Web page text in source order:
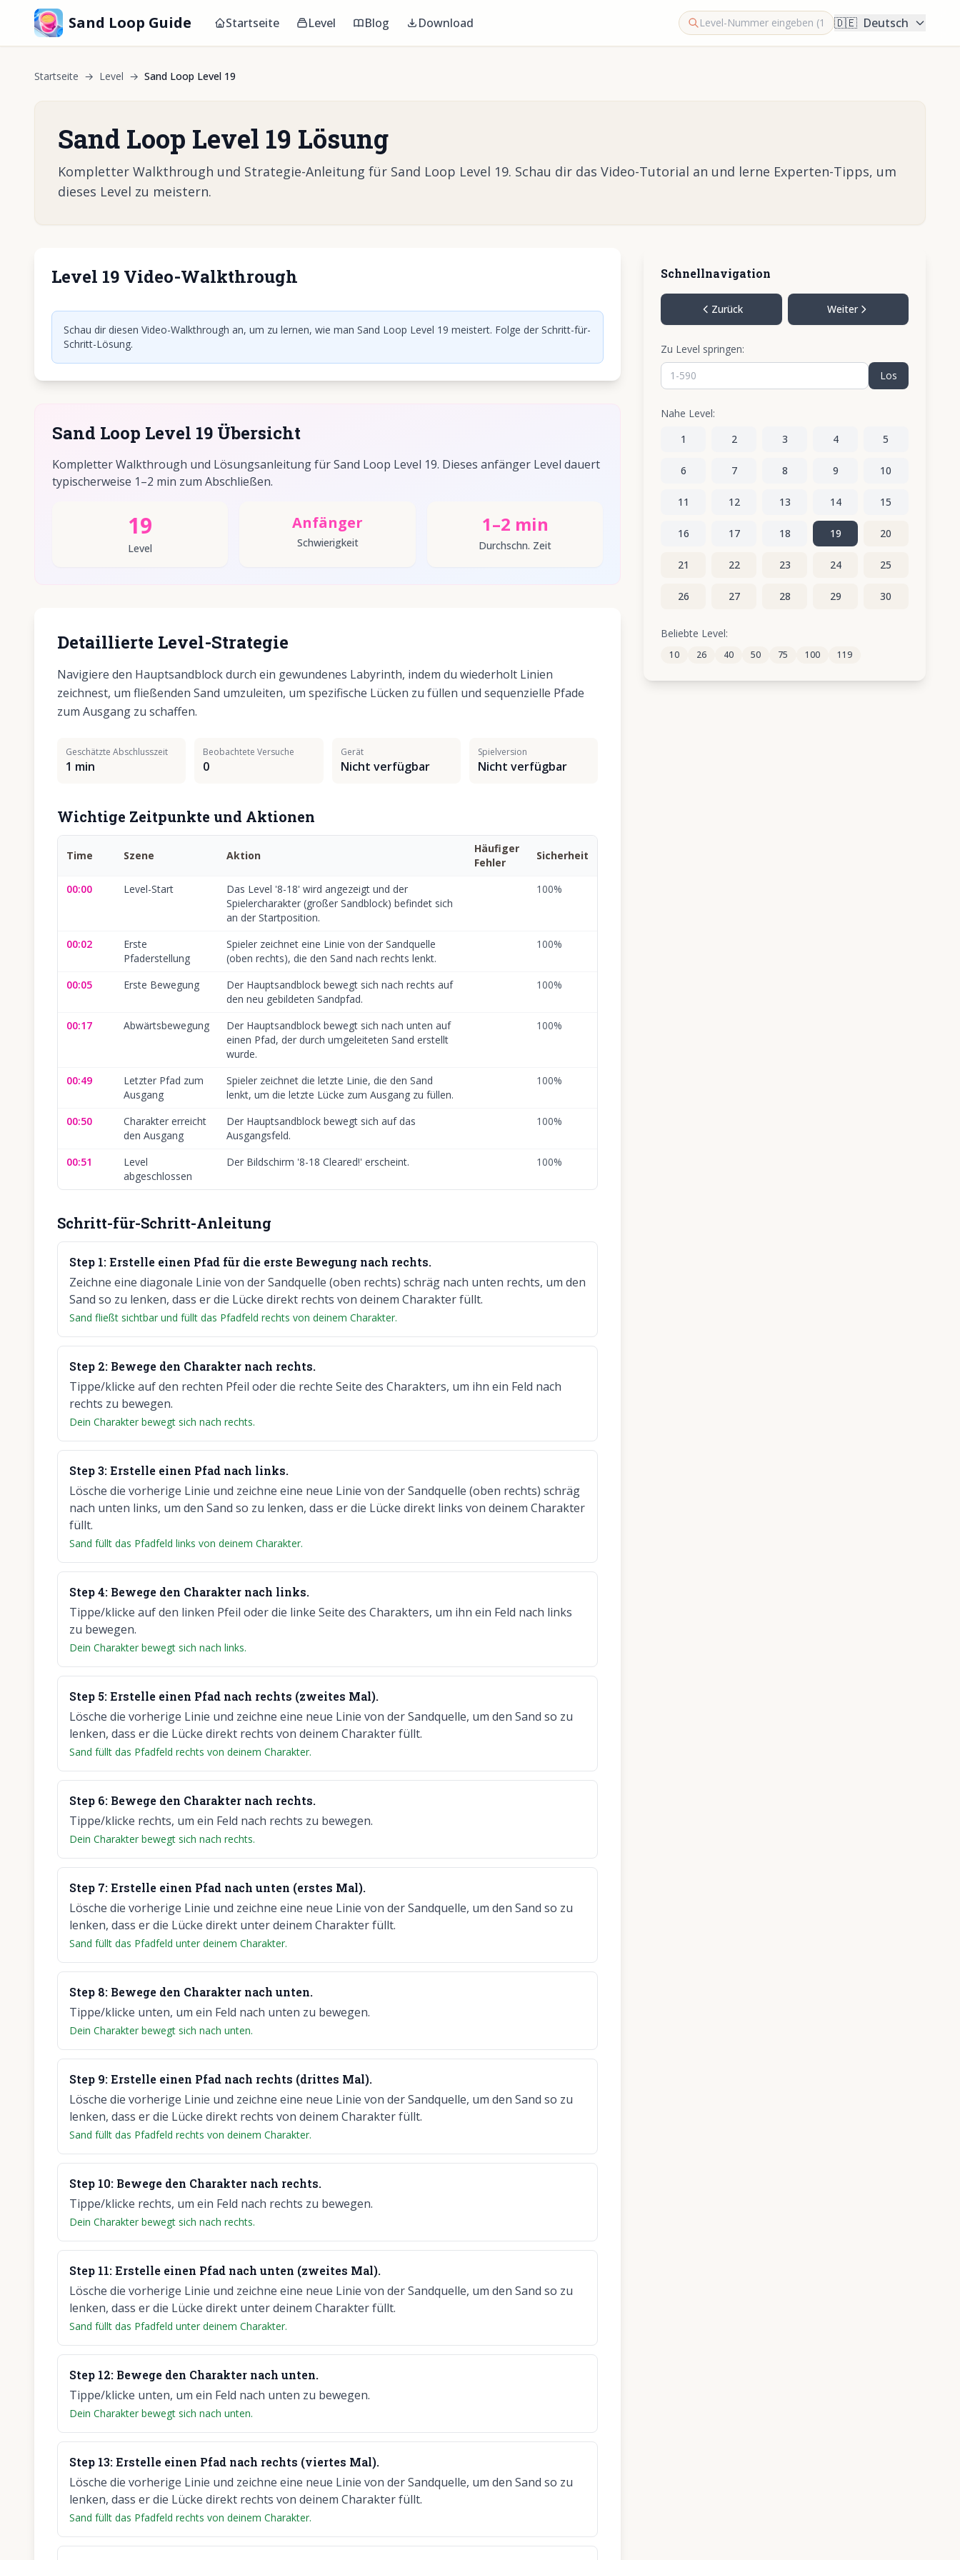
Sand Loop Guide Startseite Level Blog Download 🇩🇪 Deutsch
Startseite → Level → Sand Loop Level 19
Sand Loop Level 19 Lösung
Kompletter Walkthrough und Strategie-Anleitung für Sand Loop Level 19. Schau dir das Video-Tutorial an und lerne Experten-Tipps, um
dieses Level zu meistern.
Level 19 Video-WalkthroughKlicken, um Video abzuspielen
Schau dir diesen Video-Walkthrough an, um zu lernen, wie man Sand Loop Level 19 meistert. Folge der Schritt-für-
Schritt-Lösung.
Sand Loop Level 19 Übersicht
Kompletter Walkthrough und Lösungsanleitung für Sand Loop Level 19. Dieses anfänger Level dauert
typischerweise 1–2 min zum Abschließen.
19
Level
Anfänger
Schwierigkeit
1–2 min
Durchschn. Zeit
Detaillierte Level-Strategie
Navigiere den Hauptsandblock durch ein gewundenes Labyrinth, indem du wiederholt Linien
zeichnest, um fließenden Sand umzuleiten, um spezifische Lücken zu füllen und sequenzielle Pfade
zum Ausgang zu schaffen.
Geschätzte Abschlusszeit
1 min
Beobachtete Versuche
0
Gerät
Nicht verfügbar
Spielversion
Nicht verfügbar
Wichtige Zeitpunkte und Aktionen
Time Szene Aktion
Häufiger
Fehler
Sicherheit
00:00 Level-Start
Das Level '8-18' wird angezeigt und der
Spielercharakter (großer Sandblock) befindet sich
an der Startposition.
100%
00:02
Erste
Pfaderstellung
Spieler zeichnet eine Linie von der Sandquelle
(oben rechts), die den Sand nach rechts lenkt.
100%
00:05 Erste Bewegung
Der Hauptsandblock bewegt sich nach rechts auf
den neu gebildeten Sandpfad.
100%
00:17 Abwärtsbewegung
Der Hauptsandblock bewegt sich nach unten auf
einen Pfad, der durch umgeleiteten Sand erstellt
wurde.
100%
00:49
Letzter Pfad zum
Ausgang
Spieler zeichnet die letzte Linie, die den Sand
lenkt, um die letzte Lücke zum Ausgang zu füllen.
100%
00:50
Charakter erreicht
den Ausgang
Der Hauptsandblock bewegt sich auf das
Ausgangsfeld.
100%
00:51
Level
abgeschlossen
Der Bildschirm '8-18 Cleared!' erscheint. 100%
Schritt-für-Schritt-Anleitung
Step 1:Erstelle einen Pfad für die erste Bewegung nach rechts.
Zeichne eine diagonale Linie von der Sandquelle (oben rechts) schräg nach unten rechts, um den
Sand so zu lenken, dass er die Lücke direkt rechts von deinem Charakter füllt.
Sand fließt sichtbar und füllt das Pfadfeld rechts von deinem Charakter.
Step 2: Bewege den Charakter nach rechts.
Tippe/klicke auf den rechten Pfeil oder die rechte Seite des Charakters, um ihn ein Feld nach
rechts zu bewegen.
Dein Charakter bewegt sich nach rechts.
Step3:Erstelle einen Pfad nach links.
Lösche die vorherige Linie und zeichne eine neue Linie von der Sandquelle (oben rechts) schräg
nach unten links, um den Sand so zu lenken, dass er die Lücke direkt links von deinem Charakter
füllt.
Sand füllt das Pfadfeld links von deinem Charakter.
Step4: Bewege den Charakter nach links.
Tippe/klicke auf den linken Pfeil oder die linke Seite des Charakters, um ihn ein Feld nach links
zu bewegen.
Dein Charakter bewegt sich nach links.
Step 5:Erstelle einen Pfad nach rechts (zweites Mal).
Lösche die vorherige Linie und zeichne eine neue Linie von der Sandquelle, um den Sand so zu
lenken, dass er die Lücke direkt rechts von deinem Charakter füllt.
Sand füllt das Pfadfeld rechts von deinem Charakter.
Step 6: Bewege den Charakter nach rechts.
Tippe/klicke rechts, um ein Feld nach rechts zu bewegen.
Dein Charakter bewegt sich nach rechts.
Step 7:Erstelle einen Pfad nach unten (erstes Mal).
Lösche die vorherige Linie und zeichne eine neue Linie von der Sandquelle, um den Sand so zu
lenken, dass er die Lücke direkt unter deinem Charakter füllt.
Sand füllt das Pfadfeld unter deinem Charakter.
Step 8: Bewege den Charakter nach unten.
Tippe/klicke unten, um ein Feld nach unten zu bewegen.
Dein Charakter bewegt sich nach unten.
Step 9:Erstelle einen Pfad nach rechts (drittes Mal).
Lösche die vorherige Linie und zeichne eine neue Linie von der Sandquelle, um den Sand so zu
lenken, dass er die Lücke direkt rechts von deinem Charakter füllt.
Sand füllt das Pfadfeld rechts von deinem Charakter.
Step 10: Bewege den Charakter nach rechts.
Tippe/klicke rechts, um ein Feld nach rechts zu bewegen.
Dein Charakter bewegt sich nach rechts.
Step 11:Erstelle einen Pfad nach unten (zweites Mal).
Lösche die vorherige Linie und zeichne eine neue Linie von der Sandquelle, um den Sand so zu
lenken, dass er die Lücke direkt unter deinem Charakter füllt.
Sand füllt das Pfadfeld unter deinem Charakter.
Step 12: Bewege den Charakter nach unten.
Tippe/klicke unten, um ein Feld nach unten zu bewegen.
Dein Charakter bewegt sich nach unten.
Step 13:Erstelle einen Pfad nach rechts (viertes Mal).
Lösche die vorherige Linie und zeichne eine neue Linie von der Sandquelle, um den Sand so zu
lenken, dass er die Lücke direkt rechts von deinem Charakter füllt.
Sand füllt das Pfadfeld rechts von deinem Charakter.
Schnellnavigation
Zurück Weiter
Zu Level springen:
Los
Nahe Level:
1
2 3 4 5
6 7 8 9 10
11 12 13 14 15
16 17 18 19 20
21 22 23 24 25
26 27 28 29 30
31
36 37 38 39
Beliebte Level:
10 26 40 50 75 100 119